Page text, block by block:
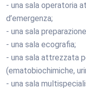
- una sala operatoria
d’emergenza;
- una sala
- una sala ecografia;
- una sala attrezzata
(ematobiochimiche,
- una sala